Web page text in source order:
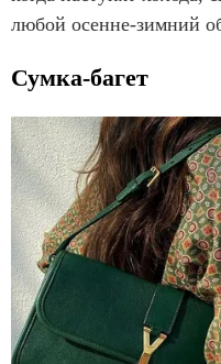
любой осенне-зимний
Сумка-багет